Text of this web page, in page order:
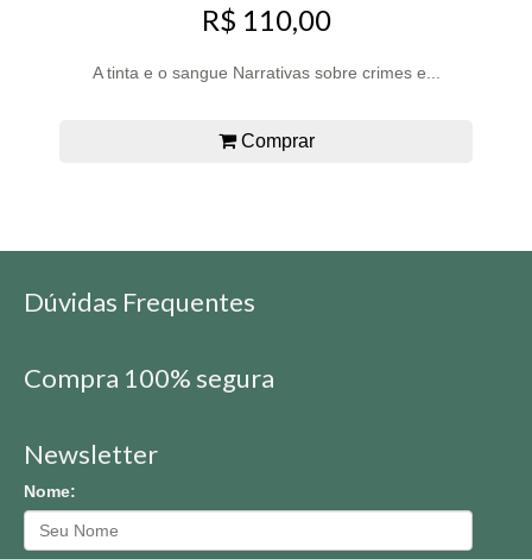
R$ 110,00
A tinta e o sangue Narrativas sobre crimes e...
Comprar
Dúvidas Frequentes
Compra 100% segura
Newsletter
Nome: